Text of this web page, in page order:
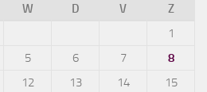
W D V
Z
1
5 6 7
8
12 13 14
15